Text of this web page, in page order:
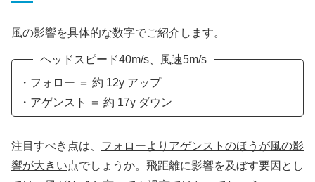
風の影響を具体的な数字でご紹介します。
ヘッドスピード40m/s、風速5m/s
・フォロー ＝ 約 12y アップ
・アゲンスト ＝ 約 17y ダウン
注目すべき点は、 フォローよりアゲンストのほうが風の影
響が大きい点でしょうか。飛距離に影響を及ぼす要因とし